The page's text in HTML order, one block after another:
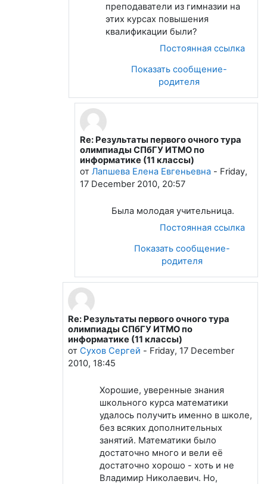
преподаватели из гимназии на
этих курсах повышения
квалификации были?
Постоянная ссылка
Показать сообщение-
родителя
В ответ на Сухов Сергей
Re: Результаты первого очного тура
олимпиады СПбГУ ИТМО по
информатике (11 классы)
от Лапшева Елена Евгеньевна- Friday,
17 December 2010, 20:57
Была молодая учительница.
Постоянная ссылка
Показать сообщение-
родителя
В ответ на Якунин Владимир
Re: Результаты первого очного тура
олимпиады СПбГУ ИТМО по
информатике (11 классы)
отСухов Сергей - Friday, 17 December
2010, 18:45
Хорошие, уверенные знания
школьного курса математики
удалось получить именно в школе,
без всяких дополнительных
занятий. Математики было
достаточно много и вели её
достаточно хорошо - хоть и не
Владимир Николаевич. Но,